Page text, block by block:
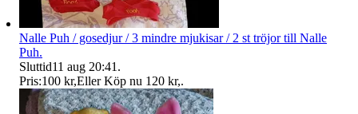
Nalle Puh / gosedjur / 3 mindre mjukisar / 2 st tröjor till Nalle
Puh.
Sluttid11 aug 20:41 .
Pris:100 kr,Eller Köp nu 120 kr,.